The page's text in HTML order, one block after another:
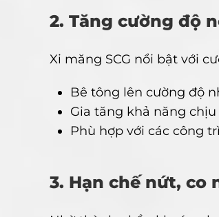
2. Tăng cường độ
Xi măng SCG nổi bật với
Bê tông lên cường độ
Gia tăng khả năng
Phù hợp với các công
3. Hạn chế nứt, co